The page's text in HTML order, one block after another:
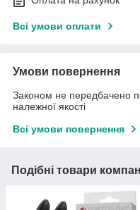
Всі умови оплати
Умови повернення
Законом не передбачено
належної якості
Всі умови повернення
Подібні товари